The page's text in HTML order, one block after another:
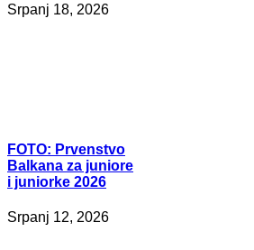
Srpanj 18, 2026
FOTO: Prvenstvo
Balkana za juniore
i juniorke 2026
Srpanj 12, 2026